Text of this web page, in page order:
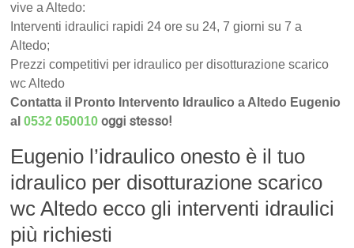
vive a Altedo:
Interventi idraulici rapidi 24 ore su 24, 7 giorni su 7 a
Altedo;
Prezzi competitivi per idraulico per disotturazione scarico
wc Altedo
Contatta il Pronto Intervento Idraulico a Altedo Eugenio
al0532 050010 oggi stesso!
Eugenio l’idraulico onesto è il tuo
idraulico per disotturazione scarico
wc Altedo ecco gli interventi idraulici
più richiesti